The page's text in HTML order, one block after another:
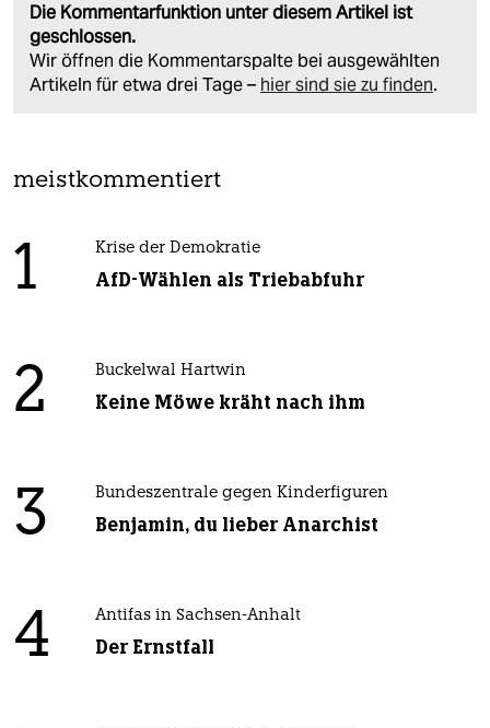
Die Kommentarfunktion unter diesem Artikel ist
geschlossen.
Wir öffnen die Kommentarspalte bei ausgewählten
Artikeln für etwa drei Tage – hier sind sie zu finden.
meistkommentiert
1 Krise der Demokratie
AfD-Wählen als Triebabfuhr
2 Buckelwal Hartwin
Keine Möwe kräht nach ihm
3 Bundeszentrale gegen Kinderfiguren
Benjamin, du lieber Anarchist
4 Antifas in Sachsen-Anhalt
Der Ernstfall